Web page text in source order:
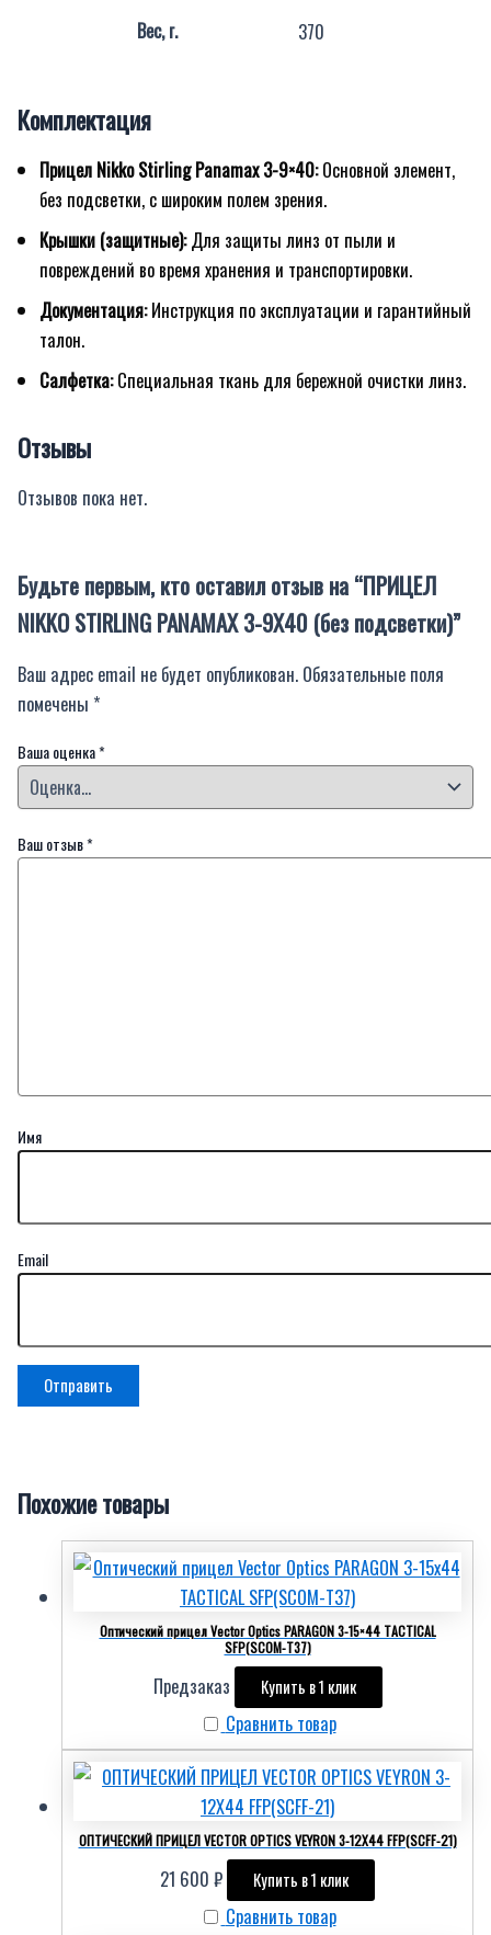
Вес, г. 370
Комплектация
Прицел Nikko Stirling Panamax 3-9×40:Основной элемент,
без подсветки, с широким полем зрения.
Крышки (защитные):Для защиты линз от пыли и
повреждений во время хранения и транспортировки.
Документация:Инструкция по эксплуатации и гарантийный
талон.
Салфетка:Специальная ткань для бережной очистки линз.
Отзывы
Отзывов пока нет.
Будьте первым, кто оставил отзыв на “ПРИЦЕЛ
NIKKO STIRLING PANAMAX 3-9X40 (без подсветки)”
Ваш адрес email не будет опубликован. Обязательные поля
помечены *
Ваша оценка*
Ваш отзыв*
Имя
Email
Похожие товары
Оптический прицел Vector Optics PARAGON 3-15×44 TACTICAL
SFP(SCOM-T37)
Предзаказ Купить в 1 клик
Сравнить товар
ОПТИЧЕСКИЙ ПРИЦЕЛ VECTOR OPTICS VEYRON 3-12X44 FFP(SCFF-21)
21 600 ₽ Купить в 1 клик
Сравнить товар